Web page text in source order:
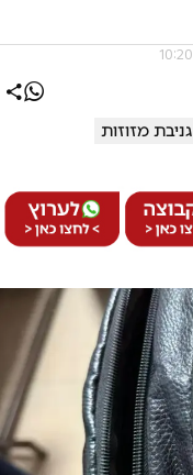
גניבת מזוזות